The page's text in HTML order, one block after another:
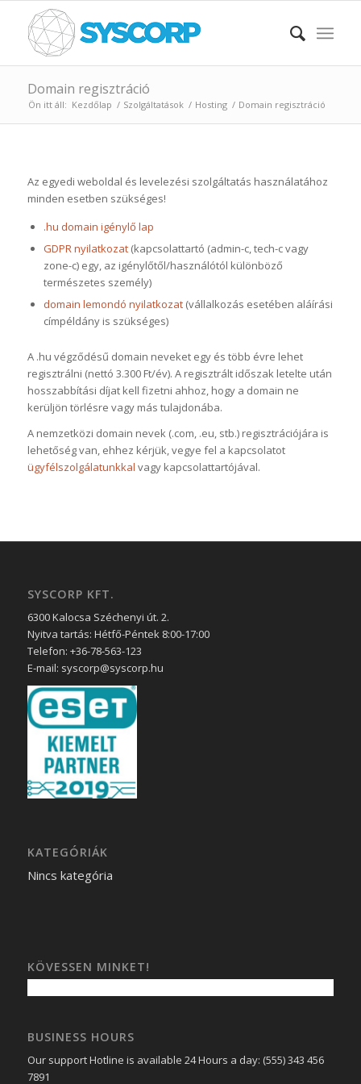
Domain regisztráció
Ön itt áll: Kezdőlap / Szolgáltatások / Hosting / Domain regisztráció
Az egyedi weboldal és levelezési szolgáltatás használatához
minden esetben szükséges!
.hu domain igénylő lap
GDPR nyilatkozat(kapcsolattartó (admin-c, tech-c vagy
zone-c) egy, az igénylőtől/használótól különböző
természetes személy)
domain lemondó nyilatkozat(vállalkozás esetében aláírási
címpéldány is szükséges)
A .hu végződésű domain neveket egy és több évre lehet
regisztrálni (nettó 3.300 Ft/év). A regisztrált időszak letelte után
hosszabbítási díjat kell fizetni ahhoz, hogy a domain ne
kerüljön törlésre vagy más tulajdonába.
A nemzetközi domain nevek (.com, .eu, stb.) regisztrációjára is
lehetőség van, ehhez kérjük, vegye fel a kapcsolatot
ügyfélszolgálatunkkal vagy kapcsolattartójával.
SYSCORP KFT.
6300 Kalocsa Széchenyi út. 2.
Nyitva tartás: Hétfő-Péntek 8:00-17:00
Telefon: +36-78-563-123
E-mail: syscorp@syscorp.hu
KATEGÓRIÁK
Nincs kategória
KÖVESSEN MINKET!
BUSINESS HOURS
Our support Hotline is available 24 Hours a day: (555) 343 456
7891